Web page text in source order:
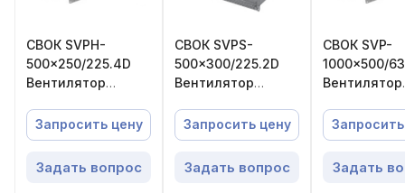
СВОК SVPH-
500×250/225.4D
Вентилятор
Запросить цену
Задать вопрос
СВОК SVРS-
500×300/225.2D
Вентилятор
Запросить цену
Задать вопрос
СВОК SVP-
1000×500/
Вентилятор
Задать